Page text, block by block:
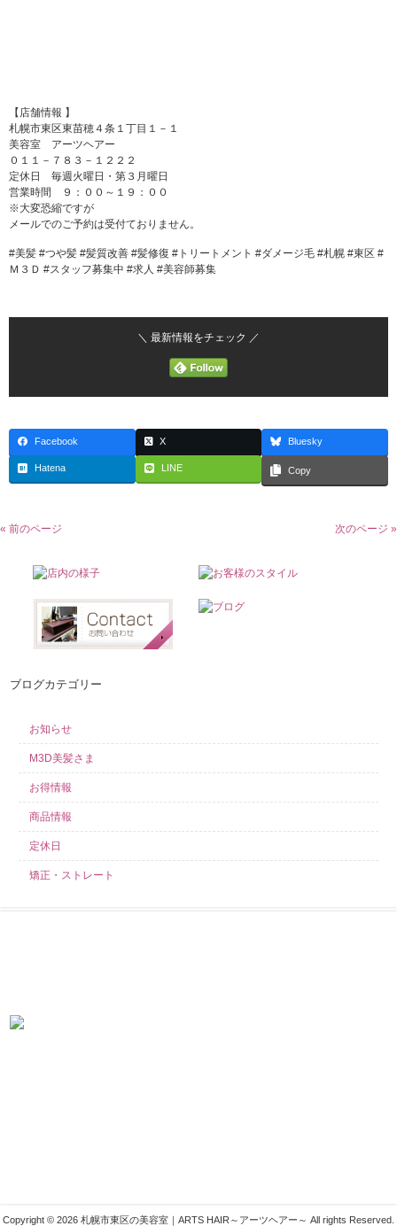
【店舗情報 】
札幌市東区東苗穂４条１丁目１－１
美容室 アーツヘアー
０１１－７８３－１２２２
定休日 毎週火曜日・第３月曜日
営業時間 ９：００～１９：００
※大変恐縮ですが
メールでのご予約は受付ておりません。
#美髪 #つや髪 #髪質改善 #髪修復 #トリートメント #ダメージ毛 #札幌 #東区 #
Ｍ３Ｄ #スタッフ募集中 #求人 #美容師募集
＼ 最新情報をチェック ／
Facebook X Bluesky
Hatena LINE Copy
« 前のページ 次のページ »
ブログカテゴリー
お知らせ
M3D美髪さま
お得情報
商品情報
定休日
矯正・ストレート
Copyright © 2026 札幌市東区の美容室｜ARTS HAIR～アーツヘアー～ All rights Reserved.